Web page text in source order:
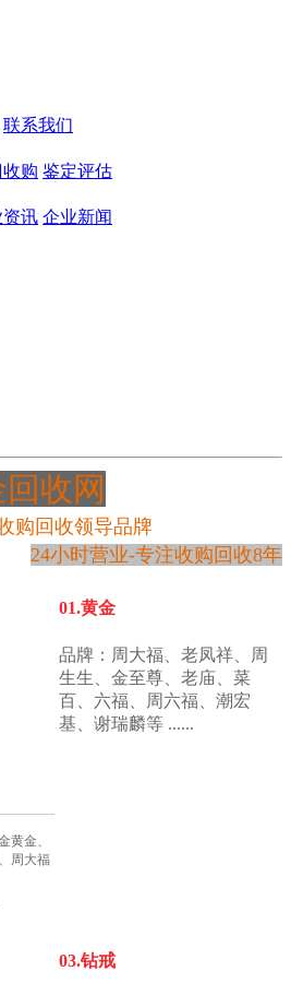
联系我们
收购 鉴定评估
讯 企业新闻
收网
购回收领导品牌
24小时营业-专注收购回收8年
01.黄金
品牌：周大福、老凤祥、周
生生、金至尊、老庙、菜
百、六福、周六福、潮宏
基、谢瑞麟等 ......
黄金、
周大福
03.钻戒